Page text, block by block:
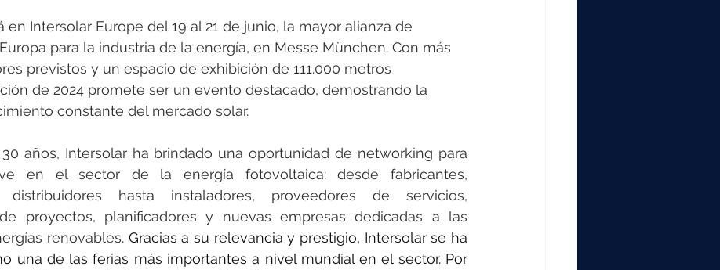
en Intersolar Europe del 19 al 21 de junio, la mayor alianza de
para la industria de la energía, en Messe München. Con más
previstos y un espacio de exhibición de 111.000 metros
de 2024 promete ser un evento destacado, demostrando la
constante del mercado solar.
años, Intersolar ha brindado una oportunidad de networking para
en el sector de la energía fotovoltaica: desde fabricantes,
hasta instaladores, proveedores de servicios,
proyectos, planificadores y nuevas empresas dedicadas a las
renovables. Gracias a su relevancia y prestigio, Intersolar se ha
una de las ferias más importantes a nivel mundial en el sector. Por